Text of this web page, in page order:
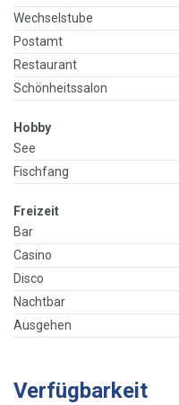
Wechselstube
Postamt
Restaurant
Schönheitssalon
Hobby
See
Fischfang
Freizeit
Bar
Casino
Disco
Nachtbar
Ausgehen
Verfügbarkeit